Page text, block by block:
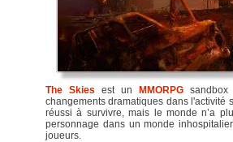
The Skies est un MMORPGsandbox
changements dramatiques dans l'activité
réussi à survivre, mais le monde n’a
personnage dans un monde
joueurs.